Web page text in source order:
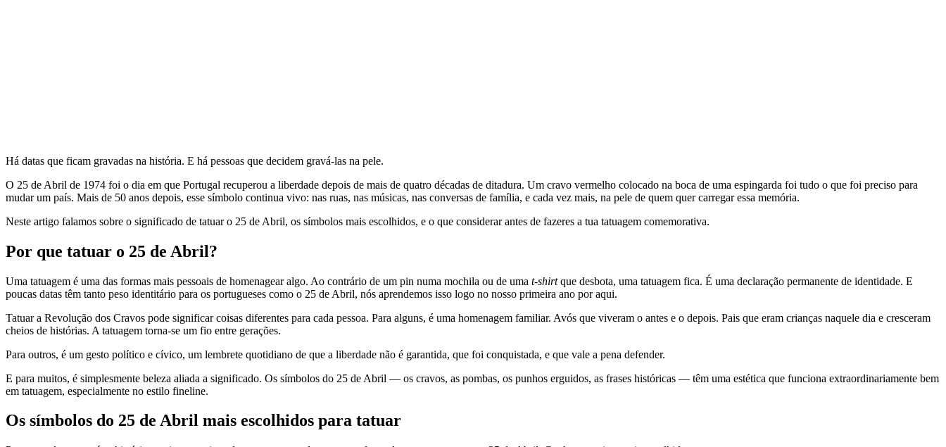
Há datas que ficam gravadas na história. E há pessoas que decidem gravá-las na pele.
O 25 de Abril de 1974 foi o dia em que Portugal recuperou a liberdade depois de mais de quatro décadas de ditadura. Um cravo vermelho colocado na boca de uma espingarda foi tudo o que foi preciso para
mudar um país. Mais de 50 anos depois, esse símbolo continua vivo: nas ruas, nas músicas, nas conversas de família, e cada vez mais, na pele de quem quer carregar essa memória.
Neste artigo falamos sobre o significado de tatuar o 25 de Abril, os símbolos mais escolhidos, e o que considerar antes de fazeres a tua tatuagem comemorativa.
Por que tatuar o 25 de Abril?
Uma tatuagem é uma das formas mais pessoais de homenagear algo. Ao contrário de um pin numa mochila ou de uma t-shirtque desbota, uma tatuagem fica. É uma declaração permanente de identidade. E
poucas datas têm tanto peso identitário para os portugueses como o 25 de Abril, nós aprendemos isso logo no nosso primeira ano por aqui.
Tatuar a Revolução dos Cravos pode significar coisas diferentes para cada pessoa. Para alguns, é uma homenagem familiar. Avós que viveram o antes e o depois. Pais que eram crianças naquele dia e cresceram
cheios de histórias. A tatuagem torna-se um fio entre gerações.
Para outros, é um gesto político e cívico, um lembrete quotidiano de que a liberdade não é garantida, que foi conquistada, e que vale a pena defender.
E para muitos, é simplesmente beleza aliada a significado. Os símbolos do 25 de Abril — os cravos, as pombas, os punhos erguidos, as frases históricas — têm uma estética que funciona extraordinariamente bem
em tatuagem, especialmente no estilo fineline.
Os símbolos do 25 de Abril mais escolhidos para tatuar